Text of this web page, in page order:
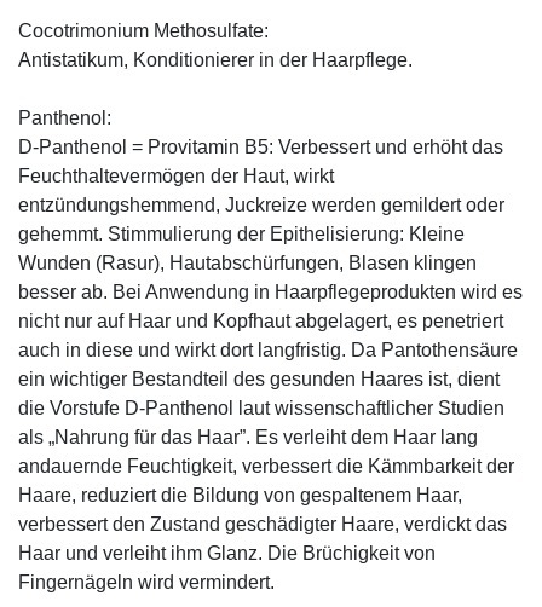
Cocotrimonium Methosulfate:
Antistatikum, Konditionierer in der Haarpflege.
Panthenol:
D-Panthenol = Provitamin B5: Verbessert und erhöht das
Feuchthaltevermögen der Haut, wirkt
entzündungshemmend, Juckreize werden gemildert oder
gehemmt. Stimmulierung der Epithelisierung: Kleine
Wunden (Rasur), Hautabschürfungen, Blasen klingen
besser ab. Bei Anwendung in Haarpflegeprodukten wird es
nicht nur auf Haar und Kopfhaut abgelagert, es penetriert
auch in diese und wirkt dort langfristig. Da Pantothensäure
ein wichtiger Bestandteil des gesunden Haares ist, dient
die Vorstufe D-Panthenol laut wissenschaftlicher Studien
als „Nahrung für das Haar”. Es verleiht dem Haar lang
andauernde Feuchtigkeit, verbessert die Kämmbarkeit der
Haare, reduziert die Bildung von gespaltenem Haar,
verbessert den Zustand geschädigter Haare, verdickt das
Haar und verleiht ihm Glanz. Die Brüchigkeit von
Fingernägeln wird vermindert.